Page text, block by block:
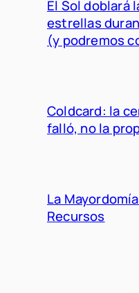
El Sol doblará
estrellas
(y podremos
Coldcard: la
falló, no la
La
Recursos